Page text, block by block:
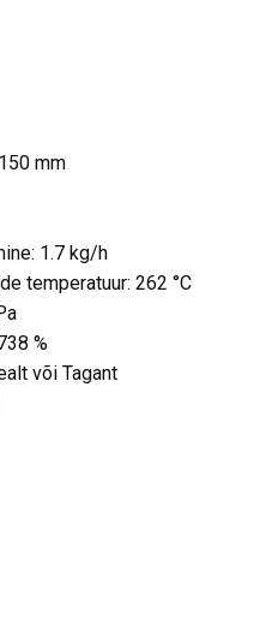
mm
1.7 kg/h
temperatuur: 262 °C
%
või Tagant